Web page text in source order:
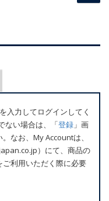
入力してログインしてく
ない場合は、「登録 」画
なお、My Accountは、
）にて、商品の
利用いただく際に必要